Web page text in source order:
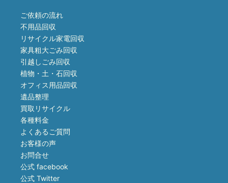
ご依頼の流れ
不用品回収
リサイクル家電回収
家具粗大ごみ回収
引越しごみ回収
植物・土・石回収
オフィス用品回収
遺品整理
買取リサイクル
各種料金
よくあるご質問
お客様の声
お問合せ
公式 facebook
公式 Twitter